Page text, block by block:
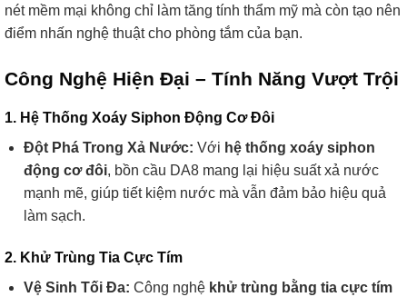
nét mềm mại không chỉ làm tăng tính thẩm mỹ mà còn tạo nên
điểm nhấn nghệ thuật cho phòng tắm của bạn.
Công Nghệ Hiện Đại – Tính Năng Vượt Trội
1. Hệ Thống Xoáy Siphon Động Cơ Đôi
Đột Phá Trong Xả Nước: Với hệ thống xoáy siphon
động cơ đôi, bồn cầu DA8 mang lại hiệu suất xả nước
mạnh mẽ, giúp tiết kiệm nước mà vẫn đảm bảo hiệu quả
làm sạch.
2. Khử Trùng Tia Cực Tím
Vệ Sinh Tối Đa: Công nghệ khử trùng bằng tia cực tím